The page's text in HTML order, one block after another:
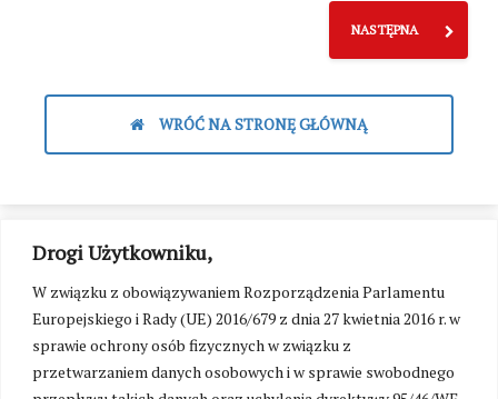
Drogi Użytkowniku,
W związku z obowiązywaniem Rozporządzenia Parlamentu
Europejskiego i Rady (UE) 2016/679 z dnia 27 kwietnia 2016 r. w
sprawie ochrony osób fizycznych w związku z
przetwarzaniem danych osobowych i w sprawie swobodnego
NASTĘPNA
WRÓĆ NA STRONĘ GŁÓWNĄ